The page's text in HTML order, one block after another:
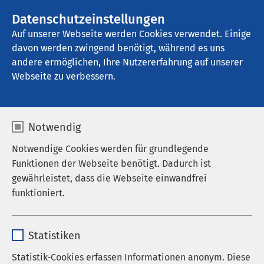
Datenschutzeinstellungen
Auf unserer Webseite werden Cookies verwendet. Einige
davon werden zwingend benötigt, während es uns
andere ermöglichen, Ihre Nutzererfahrung auf unserer
Webseite zu verbessern.
Notwendig
Notwendige Cookies werden für grundlegende
Funktionen der Webseite benötigt. Dadurch ist
gewährleistet, dass die Webseite einwandfrei
funktioniert.
Anbieter sgalinski
Statistiken
Statistik-Cookies erfassen Informationen anonym. Diese
AMEOS Klinikum Bad Salzuflen
Die